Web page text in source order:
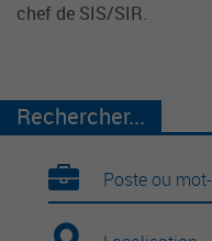
chef de SIS/SIR.
Rechercher...